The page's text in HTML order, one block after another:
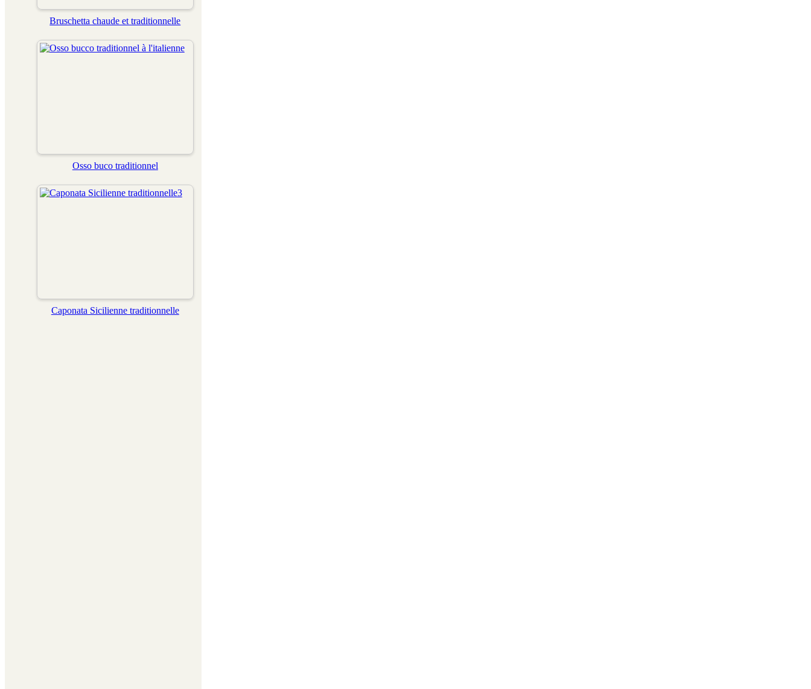
Bruschetta chaude et traditionnelle
Osso buco traditionnel
Caponata Sicilienne traditionnelle